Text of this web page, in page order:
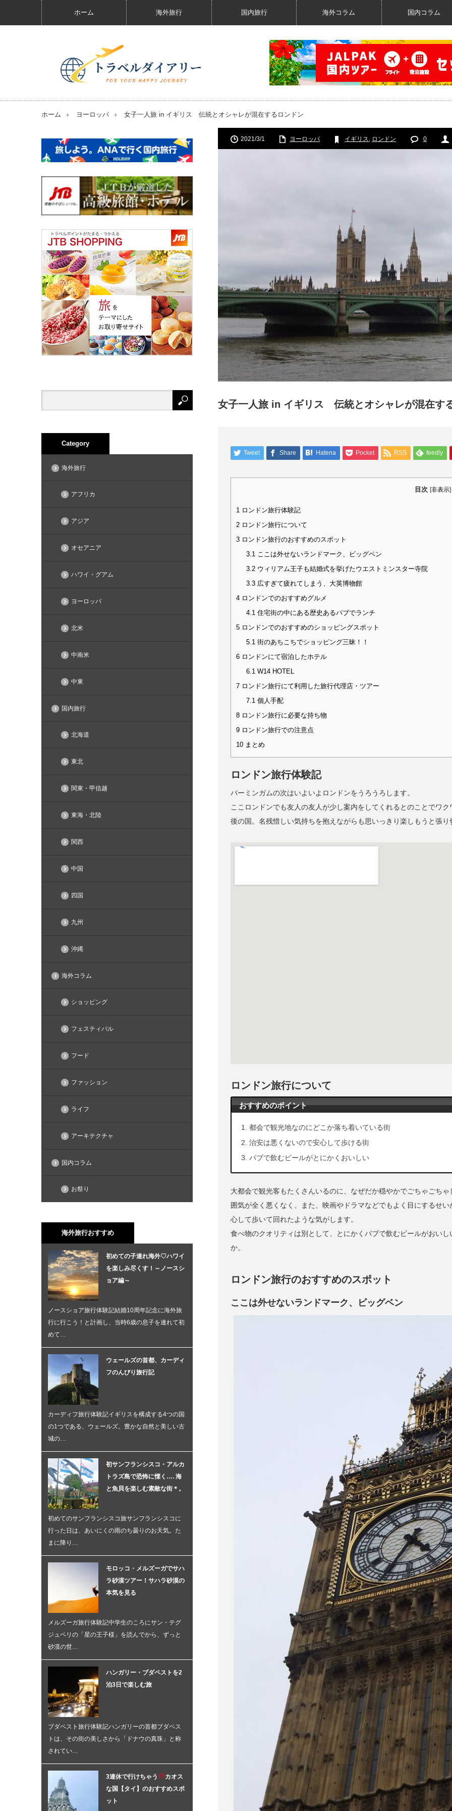
ホーム 海外旅行 国内旅行 海外コラム 国内コラム
ホーム ヨーロッパ 女子一人旅 in イギリス 伝統とオシャレが混在するロンドン
2021/3/1 ヨーロッパ イギリス, ロンドン 0
女子一人旅 in イギリス 伝統とオシャレが混在す
Tweet Share Hatena Pocket RSS feedly
目次 [非表示]
1 ロンドン旅行体験記
2 ロンドン旅行について
3 ロンドン旅行のおすすめのスポット
3.1ここは外せないランドマーク、ビッグベン
3.2ウィリアム王子も結婚式を挙げたウエストミンスター寺院
3.3広すぎて疲れてしまう、大英博物館
4 ロンドンでのおすすめグルメ
4.1住宅街の中にある歴史あるパブでランチ
5 ロンドンでのおすすめのショッピングスポット
5.1街のあちこちでショッピング三昧！！
6 ロンドンにて宿泊したホテル
6.1W14 HOTEL
7 ロンドン旅行にて利用した旅行代理店・ツアー
7.1個人手配
8 ロンドン旅行に必要な持ち物
9 ロンドン旅行での注意点
10 まとめ
ロンドン旅行体験記
バーミンガムの次はいよいよロンドンをうろうろします。
ここロンドンでも友人の友人が少し案内をしてくれるとのことでワ
後の国。名残惜しい気持ちを抱えながらも思いっきり楽しもうと張り
ロンドン旅行について
おすすめのポイント
都会で観光地なのにどこか落ち着いている街
治安は悪くないので安心して歩ける街
パブで飲むビールがとにかくおいしい
大都会で観光客もたくさんいるのに、なぜだか穏やかでごちゃごち
囲気が全く悪くなく、また、映画やドラマなどでもよく目にするせ
心して歩いて回れたような気がします。
食べ物のクオリティは別として、とにかくパブで飲むビールがおい
か。
ロンドン旅行のおすすめのスポット
ここは外せないランドマーク、ビッグベン
Category
海外旅行
アフリカ
アジア
オセアニア
ハワイ・グアム
ヨーロッパ
北米
中南米
中東
国内旅行
北海道
東北
関東・甲信越
東海・北陸
関西
中国
四国
九州
沖縄
海外コラム
ショッピング
フェスティバル
フード
ファッション
ライフ
アーキテクチャ
国内コラム
お祭り
海外旅行おすすめ
初めての子連れ海外♡ハワイ
を楽しみ尽くす！～ノースシ
ョア編～
ノースショア旅行体験記結婚10周年記念に海外旅
行に行こう！と計画し、当時6歳の息子を連れて初
めて…
ウェールズの首都、カーディ
フのんびり旅行記
カーディフ旅行体験記イギリスを構成する4つの国
の1つである、ウェールズ。豊かな自然と美しい古
城の…
初サンフランシスコ・アルカ
トラズ島で恐怖に慄く…. 海
と魚貝を楽しむ素敵な街＊。
初めてのサンフランシスコ旅サンフランシスコに
行った日は、あいにくの雨のち曇りのお天気。た
まに降り…
モロッコ・メルズーガでサハ
ラ砂漠ツアー！サハラ砂漠の
本気を見る
メルズーガ旅行体験記中学生のころにサン・テグ
ジュペリの「星の王子様」を読んでから、ずっと
砂漠の世…
ハンガリー・ブダペストを2
泊3日で楽しむ旅
ブダペスト旅行体験記ハンガリーの首都ブダペス
トは、その街の美しさから「ドナウの真珠」と称
されてい…
3連休で行けちゃう
カオス
な国【タイ】のおすすめスポ
ット